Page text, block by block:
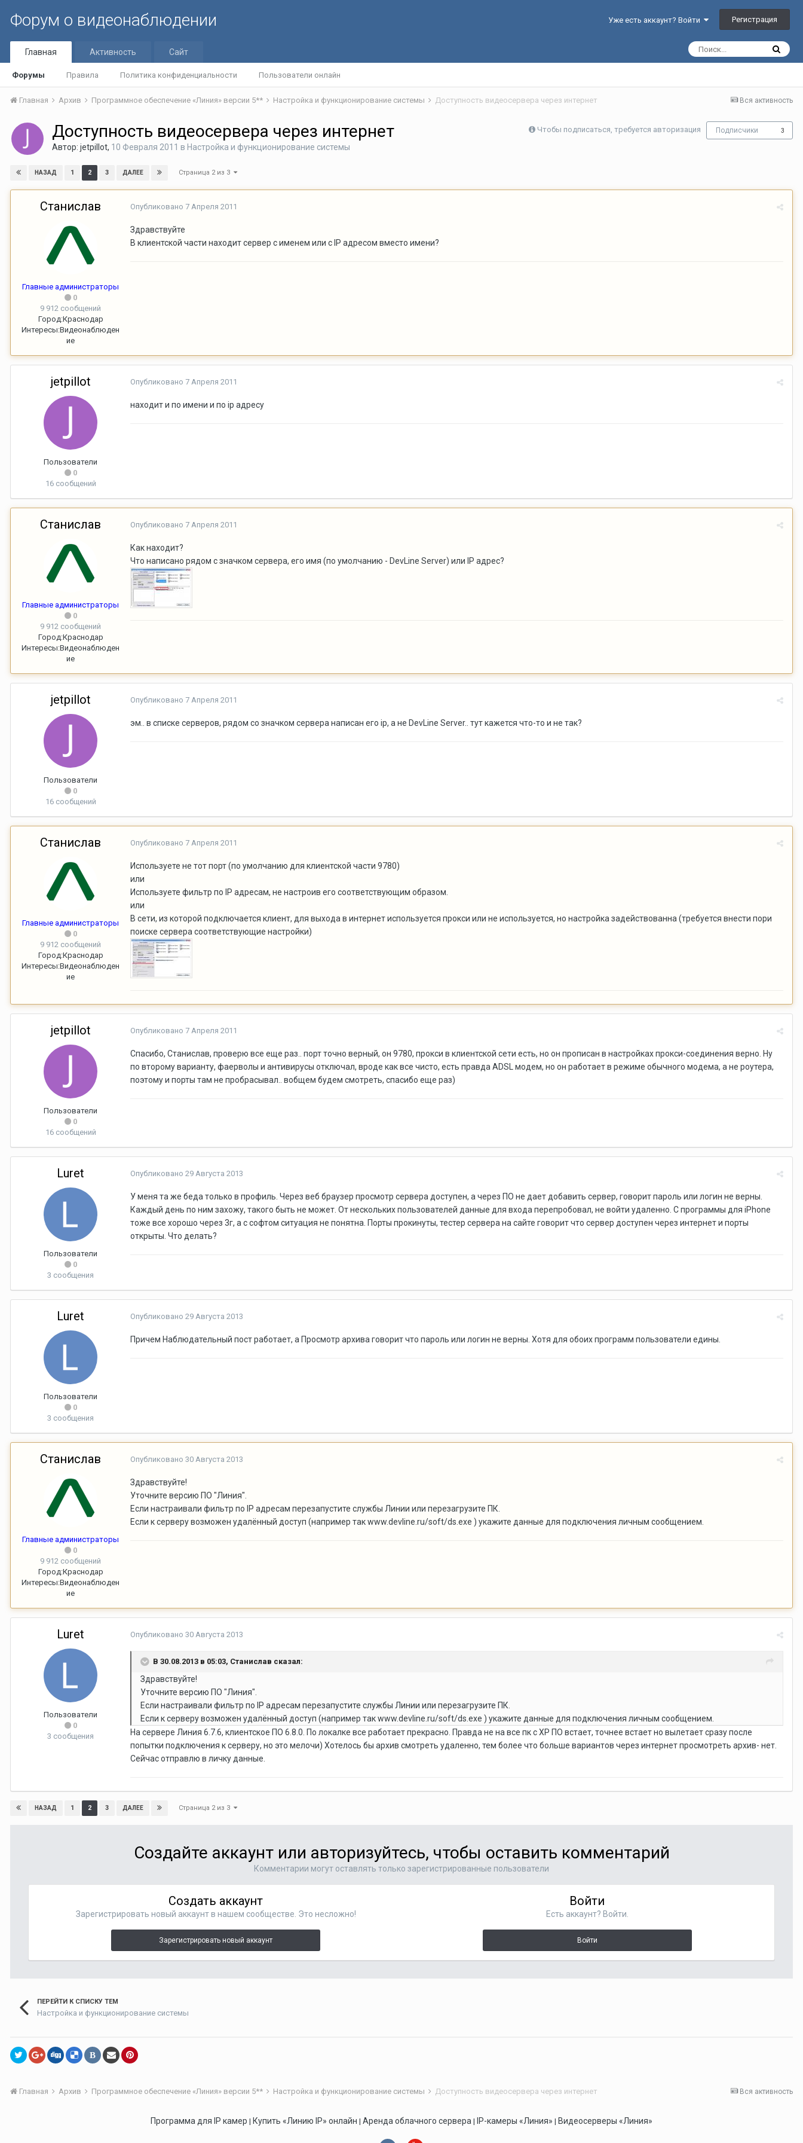
Форум о видеонаблюдении Уже есть аккаунт? Войти Регистрация
Главная
Форумы Правила Политика конфиденциальности Пользователи онлайн
Активность Сайт
Вся активность
Главная Архив Программное обеспечение «Линия» версии 5** Настройка и функционирование системы Доступность видеосервера через интернет
Чтобы подписаться, требуется авторизация Подписчики 3
Доступность видеосервера через интернет
Автор: jetpillot, 10 Февраля 2011 в Настройка и функционирование системы
НАЗАД 1 2 3 ДАЛЕЕ Страница 2 из 3
Станислав
Главные администраторы
0
9 912 сообщений
Город:Краснодар
Интересы:Видеонаблюден
ие
Опубликовано 7 Апреля 2011
Здравствуйте
В клиентской части находит сервер с именем или с IP адресом вместо имени?
jetpillot
Пользователи
0
16 сообщений
Опубликовано 7 Апреля 2011
находит и по имени и по ip адресу
Станислав
Главные администраторы
0
9 912 сообщений
Город:Краснодар
Интересы:Видеонаблюден
ие
Опубликовано 7 Апреля 2011
Как находит?
Что написано рядом с значком сервера, его имя (по умолчанию - DevLine Server) или IP адрес?
jetpillot
Пользователи
0
16 сообщений
Опубликовано 7 Апреля 2011
эм.. в списке серверов, рядом со значком сервера написан его ip, а не DevLine Server.. тут кажется что-то и не так?
Станислав
Главные администраторы
0
9 912 сообщений
Город:Краснодар
Интересы:Видеонаблюден
ие
Опубликовано 7 Апреля 2011
Используете не тот порт (по умолчанию для клиентской части 9780)
или
Используете фильтр по IP адресам, не настроив его соответствующим образом.
или
В сети, из которой подключается клиент, для выхода в интернет используется прокси или не используется, но настройка задействованна (требуется внести пори
поиске сервера соответствующие настройки)
jetpillot
Пользователи
0
16 сообщений
Опубликовано 7 Апреля 2011
Спасибо, Станислав, проверю все еще раз.. порт точно верный, он 9780, прокси в клиентской сети есть, но он прописан в настройках прокси-соединения верно. Ну
по второму варианту, фаерволы и антивирусы отключал, вроде как все чисто, есть правда ADSL модем, но он работает в режиме обычного модема, а не роутера,
поэтому и порты там не пробрасывал.. вобщем будем смотреть, спасибо еще раз)
Luret
Пользователи
0
3 сообщения
Опубликовано 29 Августа 2013
У меня та же беда только в профиль. Через веб браузер просмотр сервера доступен, а через ПО не дает добавить сервер, говорит пароль или логин не верны.
Каждый день по ним захожу, такого быть не может. От нескольких пользователей данные для входа перепробовал, не войти удаленно. С программы для iPhone
тоже все хорошо через 3г, а с софтом ситуация не понятна. Порты прокинуты, тестер сервера на сайте говорит что сервер доступен через интернет и порты
открыты. Что делать?
Luret
Пользователи
0
3 сообщения
Опубликовано 29 Августа 2013
Причем Наблюдательный пост работает, а Просмотр архива говорит что пароль или логин не верны. Хотя для обоих программ пользователи едины.
Станислав
Главные администраторы
0
9 912 сообщений
Город:Краснодар
Интересы:Видеонаблюден
ие
Опубликовано 30 Августа 2013
Здравствуйте!
Уточните версию ПО "Линия".
Если настраивали фильтр по IP адресам перезапустите службы Линии или перезагрузите ПК.
Если к серверу возможен удалённый доступ (например так www.devline.ru/soft/ds.exe ) укажите данные для подключения личным сообщением.
Luret
Пользователи
0
3 сообщения
Опубликовано 30 Августа 2013
В 30.08.2013 в 05:03, Станислав сказал:
Здравствуйте!
Уточните версию ПО "Линия".
Если настраивали фильтр по IP адресам перезапустите службы Линии или перезагрузите ПК.
Если к серверу возможен удалённый доступ (например так www.devline.ru/soft/ds.exe ) укажите данные для подключения личным сообщением.
На сервере Линия 6.7.6, клиентское ПО 6.8.0. По локалке все работает прекрасно. Правда не на все пк с ХР ПО встает, точнее встает но вылетает сразу после
попытки подключения к серверу, но это мелочи) Хотелось бы архив смотреть удаленно, тем более что больше вариантов через интернет просмотреть архив- нет.
Сейчас отправлю в личку данные.
НАЗАД 1 2 3 ДАЛЕЕ Страница 2 из 3
Создайте аккаунт или авторизуйтесь, чтобы оставить комментарий
Комментарии могут оставлять только зарегистрированные пользователи
Создать аккаунт
Зарегистрировать новый аккаунт в нашем сообществе. Это несложно!
Зарегистрировать новый аккаунт
Войти
Есть аккаунт? Войти.
Войти
ПЕРЕЙТИ К СПИСКУ ТЕМ
Настройка и функционирование системы
В
Вся активность
Главная Архив Программное обеспечение «Линия» версии 5** Настройка и функционирование системы Доступность видеосервера через интернет
Программа для IP камер | Купить «Линию IP» онлайн | Аренда облачного сервера | IP-камеры «Линия» | Видеосерверы «Линия»